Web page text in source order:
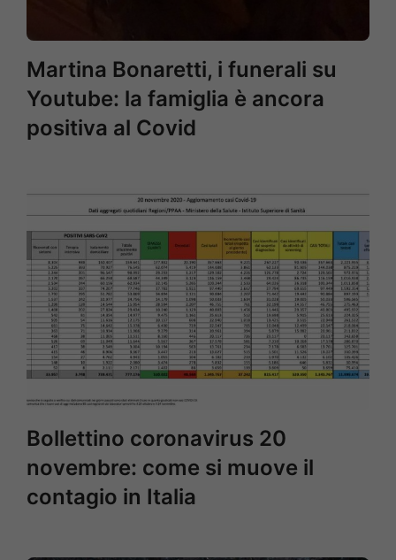
Martina Bonaretti, i funerali su
Youtube: la famiglia è ancora
positiva al Covid
Bollettino coronavirus 20
novembre: come si muove il
contagio in Italia